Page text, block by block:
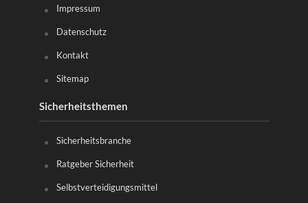
Impressum
Datenschutz
Kontakt
Sitemap
Sicherheitsthemen
Sicherheitsbranche
Ratgeber Sicherheit
Selbstverteidigungsmittel